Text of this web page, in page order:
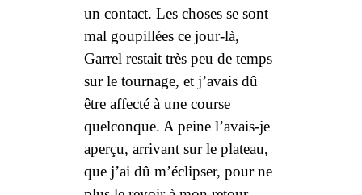
un contact. Les choses se sont
mal goupillées ce jour-là,
Garrel restait très peu de temps
sur le tournage, et j’avais dû
être affecté à une course
quelconque. A peine l’avais-je
aperçu, arrivant sur le plateau,
que j’ai dû m’éclipser, pour ne